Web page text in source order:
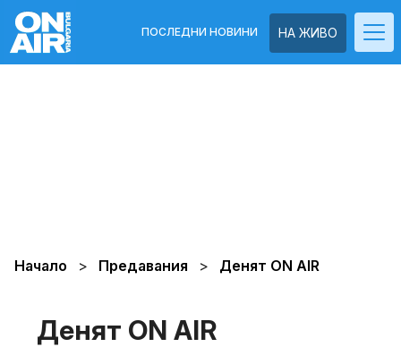
НА ЖИВО
ПОСЛЕДНИ НОВИНИ
Начало Предавания Денят ON AIR
Денят ON AIR